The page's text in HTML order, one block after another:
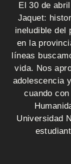
i
c
i
o
Q
u
El 30 de
Jaquet:
ineludible del
en la
líneas
vida. Nos
adolescencia
cuando
Universidad